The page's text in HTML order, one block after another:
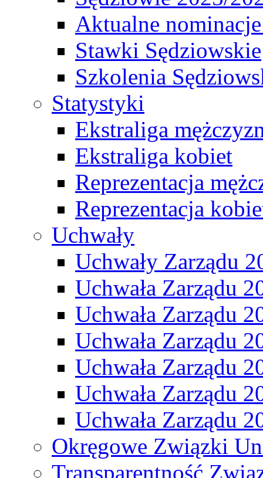
Aktualne
Stawki Sędziowskie
Szkolenia
Statystyki
Ekstraliga
Ekstraliga kobiet
Reprezentacja
Reprezentacja
Uchwały
Uchwały Zarządu
Uchwała Zarządu
Uchwała Zarządu
Uchwała Zarządu
Uchwała Zarządu
Uchwała Zarządu
Uchwała Zarządu
Okręgowe Związki
Transparentność